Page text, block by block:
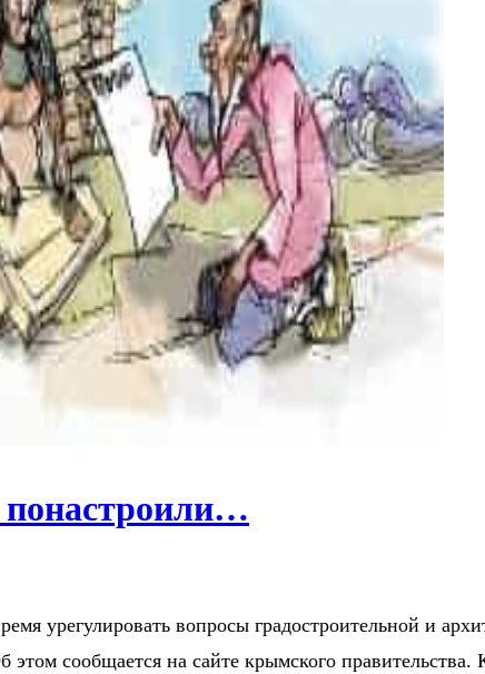
понастроили…
урегулировать вопросы градостроительной и
этом сообщается на сайте крымского